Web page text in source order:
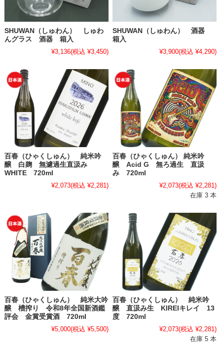
SHUWAN（しゅわん） しゅわ
んグラス 酒器 箱入
¥3,136(税込 ¥3,450)
SHUWAN（しゅわん） 酒器
箱入
¥3,900(税込 ¥4,290)
百春（ひゃくしゅん） 純米吟
醸 白麹 無濾過生直汲み
WHITE 720ml
¥2,073(税込 ¥2,281)
百春（ひゃくしゅん） 純米吟
醸 Acid G 無ろ過生 直汲
み 720ml
¥2,073(税込 ¥2,281)
在庫 3 本
百春（ひゃくしゅん） 純米大吟
醸 槽搾り 令和8年全国新酒鑑
評会 金賞受賞酒 720ml
¥5,000(税込 ¥5,500)
百春（ひゃくしゅん） 純米吟
醸 直汲み生 KIREIキレイ 13
度 720ml
¥2,073(税込 ¥2,281)
在庫 5 本